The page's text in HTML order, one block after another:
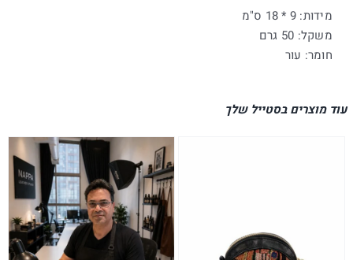
מידות: 9 * 18 ס"מ
משקל: 50 גרם
חומר: עור
עוד מוצרים בסטייל שלך